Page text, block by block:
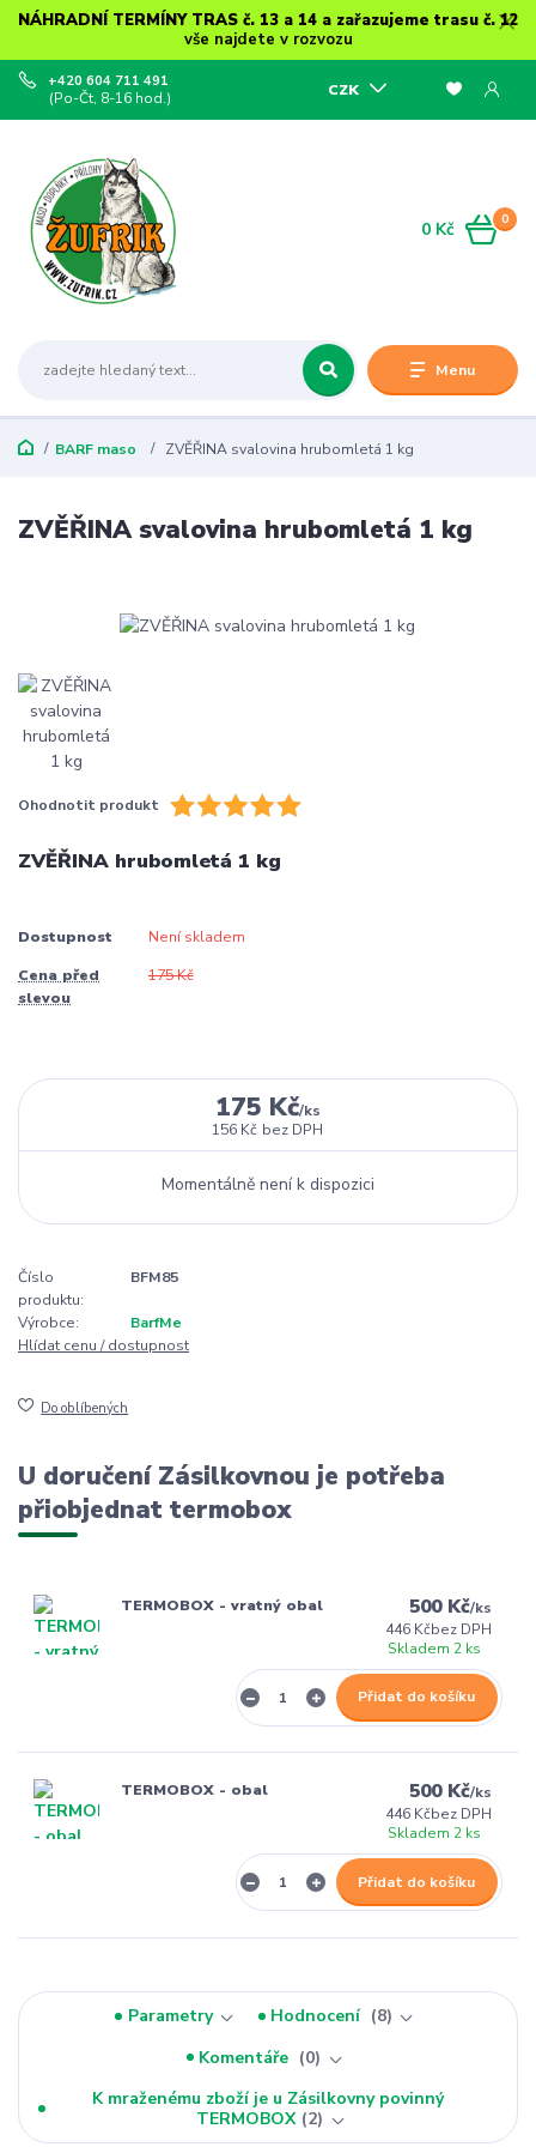
NÁHRADNÍ TERMÍNY TRAS č. 13 a 14 a zařazujeme trasu č. 12
vše najdete v rozvozu
Menu
CZK
+420 604 711 491
(Po-Čt, 8-16 hod.)
0
0 Kč
BARF maso ZVĚŘINA svalovina hrubomletá 1 kg
ZVĚŘINA svalovina hrubomletá 1 kg
Ohodnotit produkt
ZVĚŘINA hrubomletá 1 kg
Dostupnost Není skladem
Cena před
slevou
175 Kč
175 Kč/ks
156 Kč bez DPH
Momentálně není k dispozici
Číslo
produktu:
BFM85
Výrobce:
BarfMe
Hlídat cenu / dostupnost
Do oblíbených
U doručení Zásilkovnou je potřeba
přiobjednat termobox
TERMOBOX - vratný obal 500 Kč/ks
446 Kčbez DPH
Skladem 2 ks
Přidat do košíku
TERMOBOX - obal 500 Kč/ks
446 Kčbez DPH
Skladem 2 ks
Přidat do košíku
Parametry Hodnocení
8
Komentáře
0
K mraženému zboží je u Zásilkovny povinný
TERMOBOX 2